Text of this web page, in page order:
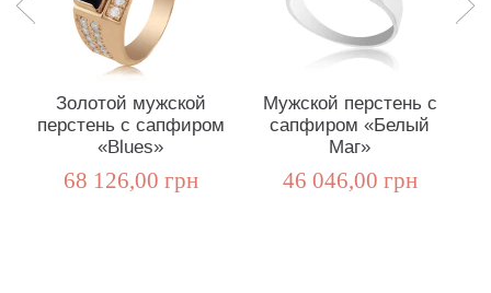
Золотой мужской
перстень с сапфиром
«Blues»
68 126,00 грн
Мужской перстень с
сапфиром «Белый
Маг»
46 046,00 грн